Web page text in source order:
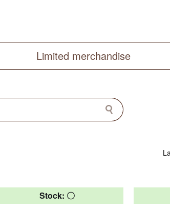
Limited merchandise
Stock: 〇